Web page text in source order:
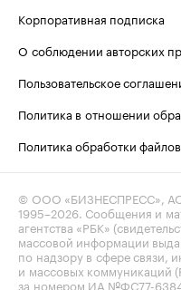
Корпоративная подписка
О соблюдении авторских
Пользовательское
Политика в отношении
Политика обработки
© ООО «БИЗНЕСПРЕСС»,
1995–2026. Сообщения и
агентства «РБК»
массовой информации
по надзору в сфере связи,
и массовых коммуникаций
за номером ИА №ФС77-